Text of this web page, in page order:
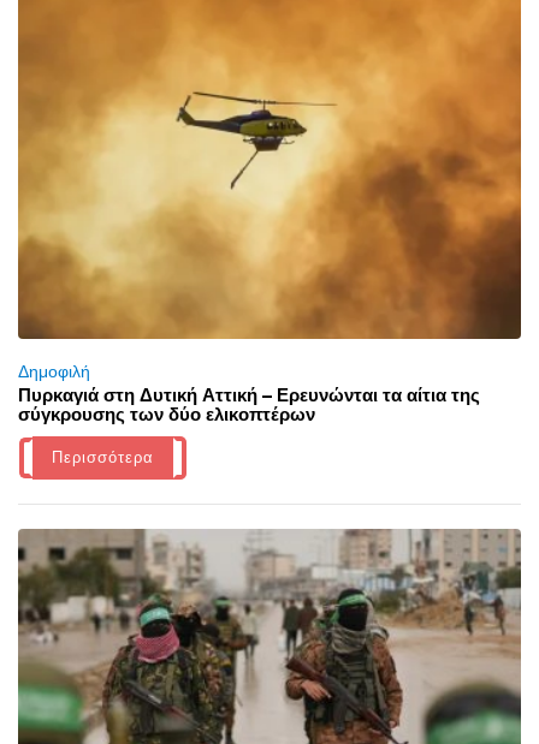
Δημοφιλή
Πυρκαγιά στη Δυτική Αττική – Ερευνώνται τα αίτια της
σύγκρουσης των δύο ελικοπτέρων
Περισσότερα